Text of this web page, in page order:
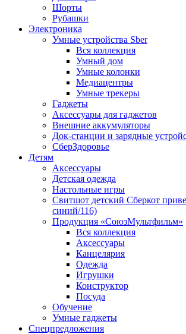
Шорты
Рубашки
Электроника
Умные устройства Sber
Вся коллекция
Умный дом
Умные колонки
Медиацентры
Умные трекеры
Гаджеты
Аксессуары для гаджетов
Внешние аккумуляторы
Док-станции и зарядные
СберЗдоровье
Детям
Аксессуары
Детская одежда
Настольные игры
Свитшот детский Сберкот
синий/116)
Продукция «СоюзМультфильм»
Вся коллекция
Аксессуары
Канцелярия
Одежда
Игрушки
Конструктор
Посуда
Обучение
Умные гаджеты
Спецпредложения